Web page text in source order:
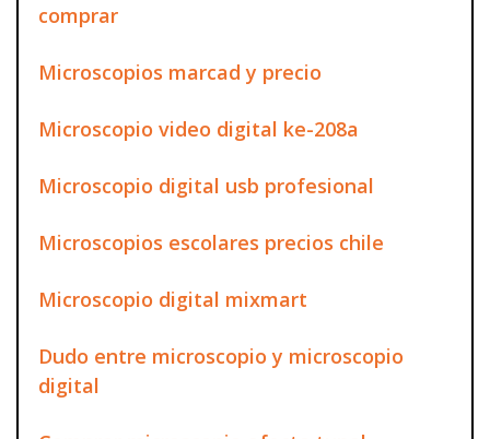
comprar
Microscopios marcad y precio
Microscopio video digital ke-208a
Microscopio digital usb profesional
Microscopios escolares precios chile
Microscopio digital mixmart
Dudo entre microscopio y microscopio
digital